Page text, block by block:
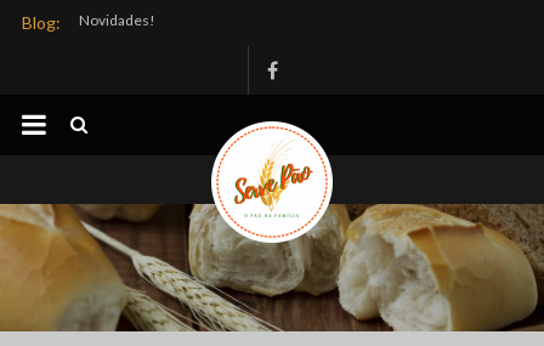
Blog: Novidades!
SERVE
PÃO
PANIFICAÇÃO
INDUSTRIAL
O
Pão
da
Família